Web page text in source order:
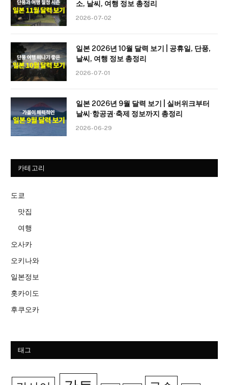
소, 날씨, 여행 정보 총정리
2026-07-02
일본 2026년 10월 달력 보기 | 공휴일, 단풍,
날씨, 여행 정보 총정리
2026-07-01
일본 2026년 9월 달력 보기 | 실버위크부터
날씨·항공권·축제 정보까지 총정리
2026-06-29
카테고리
도쿄
맛집
여행
오사카
오키나와
일본정보
홋카이도
후쿠오카
태그